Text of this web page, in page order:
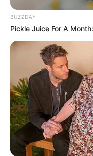
BUZZDAY
Pickle Juice For A